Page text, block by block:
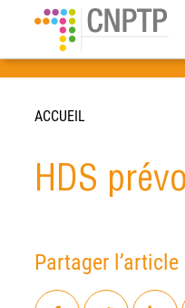
ACCUEIL
HDS
Partager l’article